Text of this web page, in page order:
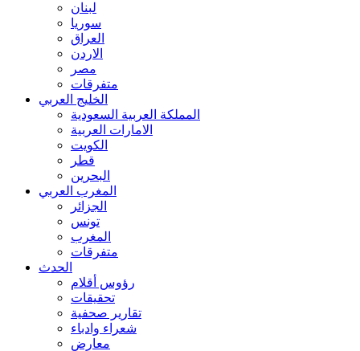
لبنان
سوريا
العراق
الاردن
مصر
متفرقات
الخليج العربي
المملكة العربية السعودية
الامارات العربية
الكويت
قطر
البحرين
المغرب العربي
الجزائر
تونس
المغرب
متفرقات
الحدث
رؤوس أقلام
تحقيقات
تقارير صحفية
شعراء وادباء
معارض